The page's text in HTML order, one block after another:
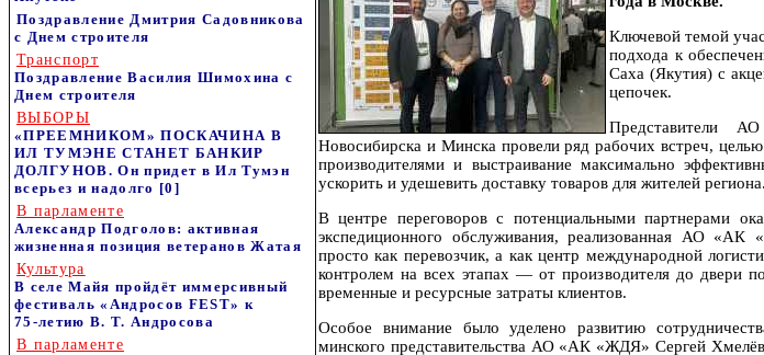
Поздравление Дмитрия Садовникова
с Днем строителя
Транспорт
Поздравление Василия Шимохина с
Днем строителя
ВЫБОРЫ
«ПРЕЕМНИКОМ» ПОСКАЧИНА В
ИЛ ТУМЭНЕ СТАНЕТ БАНКИР
ДОЛГУНОВ. Он придет в Ил Тумэн
всерьез и надолго [0]
В парламенте
Александр Подголов: активная
жизненная позиция ветеранов Жатая
Культура
В селе Майя пройдёт иммерсивный
фестиваль «Андросов FEST» к
75‑летию В. Т. Андросова
В парламенте
Ключевой темой
подхода к
Саха (Якутия) с
цепочек.
Представители
Новосибирска и Минска провели ряд рабочих встреч,
производителями и выстраивание максимально
ускорить и удешевить доставку товаров для жителей региона.
В центре переговоров с потенциальными партнерами
экспедиционного обслуживания, реализованная АО
просто как перевозчик, а как центр международной
контролем на всех этапах — от производителя до двери
временные и ресурсные затраты клиентов.
Особое внимание было уделено развитию
минского представительства АО «АК «ЖДЯ» Сергей